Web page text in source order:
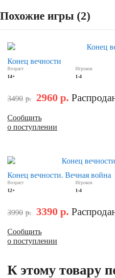
Похожие игры (2)
Конец вечности
Возраст
14+
Игроков
1-4
3490 р. 2960 р.
Сообщить
о поступлении
Конец вечности. Вечная война
Возраст
12+
Игроков
1-4
3990 р. 3390 р.
Сообщить
о поступлении
К этому товару